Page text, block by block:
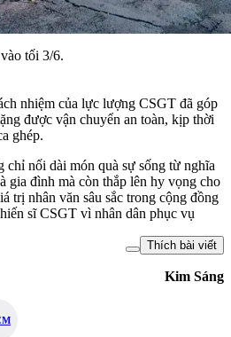
tối 3/6.
nhiệm của lực lượng CSGT đã góp
được vận chuyển an toàn, kịp thời
ghép.
chỉ nối dài món quà sự sống từ nghĩa
gia đình mà còn thắp lên hy vọng cho
trị nhân văn sâu sắc trong cộng đồng
sĩ CSGT vì nhân dân phục vụ
Thích bài viết
Kim Sáng